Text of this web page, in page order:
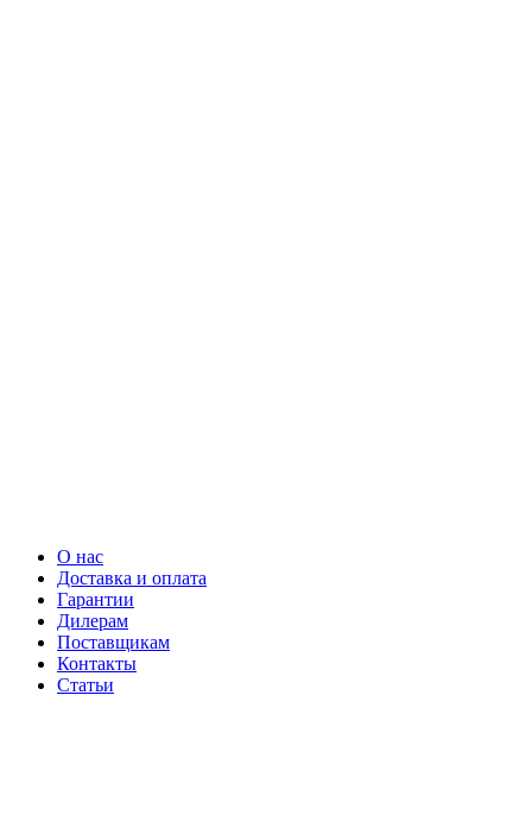
О нас
Доставка и оплата
Гарантии
Дилерам
Поставщикам
Контакты
Статьи